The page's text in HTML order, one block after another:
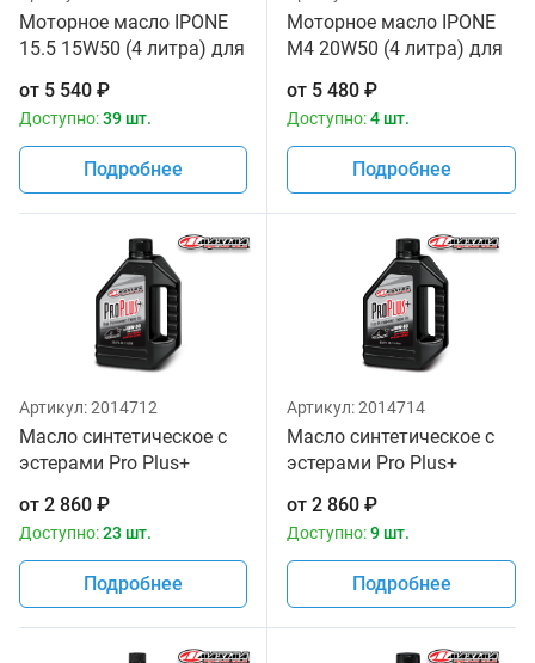
Моторное масло IPONE
15.5 15W50 (4 литра) для
от 5 540 ₽
Доступно:39 шт.
Подробнее
Моторное масло IPONE
M4 20W50 (4 литра) для
от 5 480 ₽
Доступно:4 шт.
Подробнее
Артикул:2014712
Масло синтетическое с
эстерами Pro Plus+
от 2 860 ₽
Доступно:23 шт.
Подробнее
Артикул:2014714
Масло синтетическое с
эстерами Pro Plus+
от 2 860 ₽
Доступно:9 шт.
Подробнее